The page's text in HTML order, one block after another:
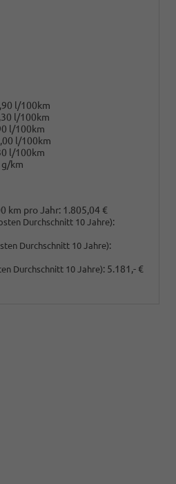
l/100km
l/100km
l/100km
l/100km
l/100km
g/km
km pro Jahr: 1.805,04 €
Durchschnitt 10 Jahre):
Durchschnitt 10 Jahre):
Durchschnitt 10 Jahre): 5.181,- €